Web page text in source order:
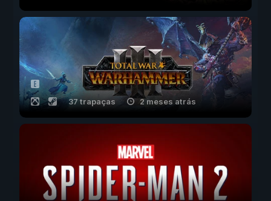
37 trapaças 2 meses atrás